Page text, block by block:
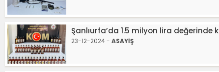
Şanlıurfa’da 1.5 milyon lira
23-12-2024 - ASAYİŞ